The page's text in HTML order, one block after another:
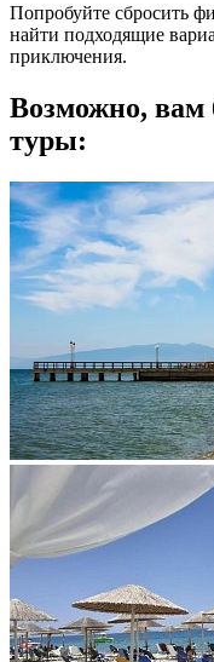
Попробуйте сбросить
найти подходящие
приключения.
Возможно, вам
туры: